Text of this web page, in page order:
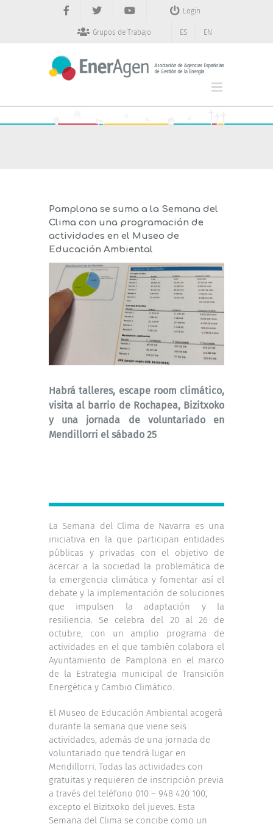
Login
Grupos de Trabajo ES EN
Pamplona se suma a la Semana del
Clima con una programación de
actividades en el Museo de
Educación Ambiental
Habrá talleres, escape room climático,
visita al barrio de Rochapea, Bizitxoko
y una jornada de voluntariado en
Mendillorri el sábado 25
La Semana del Clima de Navarra es una
iniciativa en la que participan entidades
públicas y privadas con el objetivo de
acercar a la sociedad la problemática de
la emergencia climática y fomentar así el
debate y la implementación de soluciones
que impulsen la adaptación y la
resiliencia. Se celebra del 20 al 26 de
octubre, con un amplio programa de
actividades en el que también colabora el
Ayuntamiento de Pamplona en el marco
de la Estrategia municipal de Transición
Energética y Cambio Climático.
El Museo de Educación Ambiental acogerá
durante la semana que viene seis
actividades, además de una jornada de
voluntariado que tendrá lugar en
Mendillorri. Todas las actividades con
gratuitas y requieren de inscripción previa
a través del teléfono 010 – 948 420 100,
excepto el Bizitxoko del jueves. Esta
Semana del Clima se concibe como un